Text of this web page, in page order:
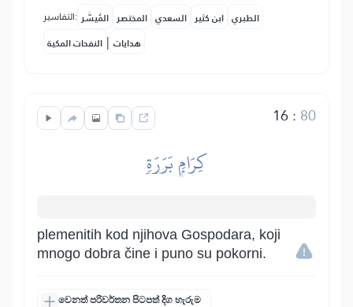
التفاسير: المُيسَّر المختصر السعدي ابن كثير الطبري
النفحات المكية | هدايات
16: 80
كِرَامِۭ بَرَرَةٖ
plemenitih kod njihova Gospodara, koji
mnogo dobra čine i puno su pokorni.
වෙනත් පරිවර්තන පිටපත් දිග හැරුම